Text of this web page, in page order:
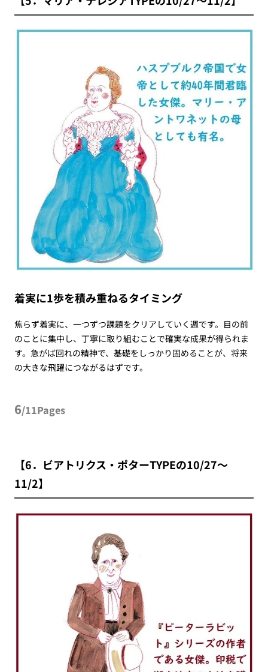
着実に1歩を積み重ねるタイミング
焦らず着実に、一つずつ課題をクリアしていく週です。目の前
のことに集中し、丁寧に取り組むことで確実な成果が得られま
す。急がば回れの精神で、基礎をしっかり固めることが、将来
の大きな飛躍につながるはずです。
6/11Pages
【6．ビアトリクス・ポターTYPEの10/27～
11/2】